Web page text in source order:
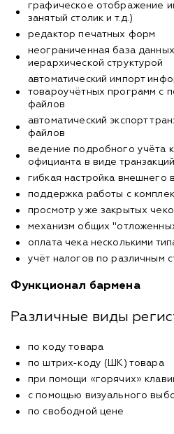
графическое отображение
занятый столик и т.д.)
редактор печатных форм
неограниченная база
иерархической структурой
автоматический импорт
товароучётных программ с
файлов
автоматический экспорт
файлов
ведение подробного учёта
официанта в виде транзакций
гибкая настройка внешнего
поддержка работы с
просмотр уже закрытых
механизм общих
оплата чека несколькими
учёт налогов по различным
Функционал бармена
Различные виды
по коду товара
по штрих-коду (ШК) товара
при помощи «горячих»
с помощью визуального
по свободной цене